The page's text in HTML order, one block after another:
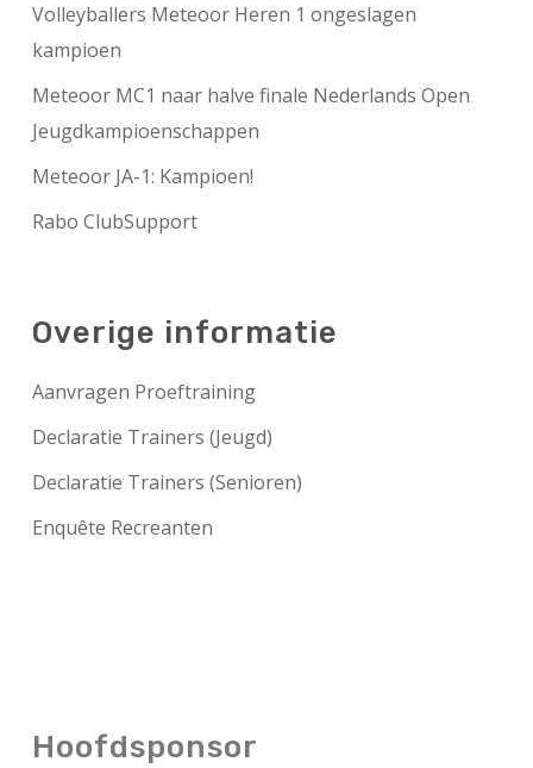
Volleyballers Meteoor Heren 1 ongeslagen
kampioen
Meteoor MC1 naar halve finale Nederlands Open
Jeugdkampioenschappen
Meteoor JA-1: Kampioen!
Rabo ClubSupport
Overige informatie
Aanvragen Proeftraining
Declaratie Trainers (Jeugd)
Declaratie Trainers (Senioren)
Enquête Recreanten
Hoofdsponsor